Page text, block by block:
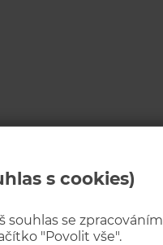
s cookies)
se zpracováním
"Povolit vše".